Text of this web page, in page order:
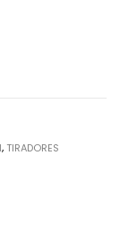
, TIRADORES